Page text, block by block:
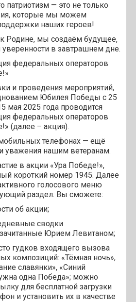
патриотизм — это не только
которые мы можем
наших героев!
Родине, мы создаём будущее,
уверенности в завтрашнем дне.
федеральных операторов
и проведения мероприятий,
Юбилея Победы с 25
мая 2025 года проводится
федеральных операторов
(далее – акция).
телефонах — ещё
уважения нашим ветеранам.
в акции «Ура Победе!»,
короткий номер 1945. Далее
голосового меню
раздел. Вы сможете:
об акции;
сводки
Юрием Левитаном;
гудков входящего вызова
композиций: «Тёмная ночь»,
славянки», «Синий
одна Победа»; можно
для бесплатной загрузки
и установить их в качестве